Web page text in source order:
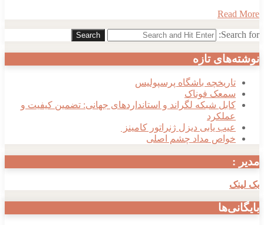
Read More
Search for:
Search
نوشته‌های تازه
تاریخچه باشگاه پرسپولیس
سمعک فوناک
کابل شبکه لگراند و استانداردهای جهانی: تضمین کیفیت و
عملکرد
عیب یابی دیزل ژنراتور کامینز
خواص مداد چشم اصلی
مدیر :
بک لینک
بایگانی‌ها